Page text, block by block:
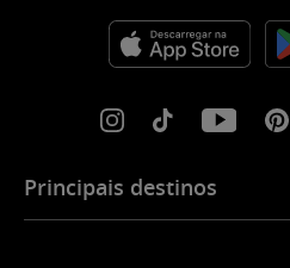
Principais destinos